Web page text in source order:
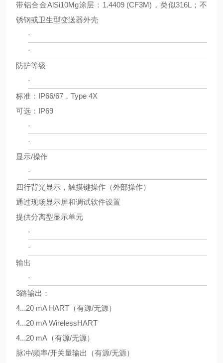
带铝合金AlSi10Mg涂层：1.4409 (CF3M)，类似316L；不
锈钢或卫生型变送器外壳
·
·
防护等级
·
标准：IP66/67，Type 4X
可选：IP69
·
·
显示/操作
·
四行背光显示，触摸键操作（外部操作）
通过现场显示屏和调试软件设置
提供分离型显示单元
·
·
输出
·
3路输出：
4...20 mA HART（有源/无源）
4...20 mA WirelessHART
4...20 mA（有源/无源）
脉冲/频率/开关量输出（有源/无源）